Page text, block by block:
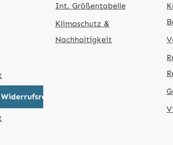
Int. Größentabelle
Klimaschutz &
Nachhaltigkeit